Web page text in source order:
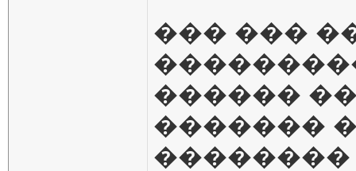
��� ���
������
�������
��������